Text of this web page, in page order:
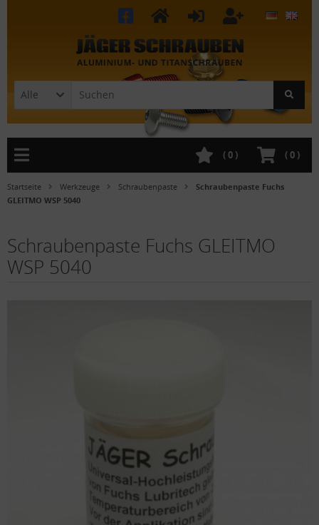
Alle
(0 )
(0 )
Startseite Werkzeuge Schraubenpaste
Schraubenpaste Fuchs
GLEITMO WSP 5040
Schraubenpaste Fuchs GLEITMO
WSP 5040